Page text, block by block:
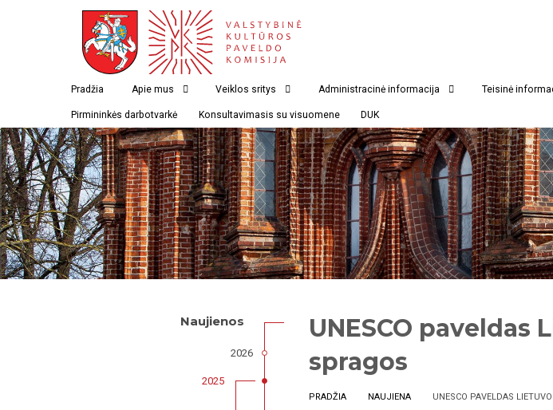
Pradžia Apie mus Veiklos sritys Administracinė informacija Teisinė
Pirmininkės darbotvarkė Konsultavimasis su visuomene DUK
UNESCO
spragos
PRADŽIA NAUJIENA UNESCO PAVELDAS
Naujienos
2026
2025